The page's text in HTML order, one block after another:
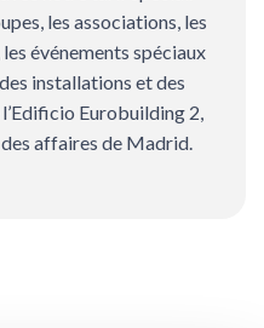
les associations, les
événements spéciaux
installations et des
Eurobuilding 2,
affaires de Madrid.